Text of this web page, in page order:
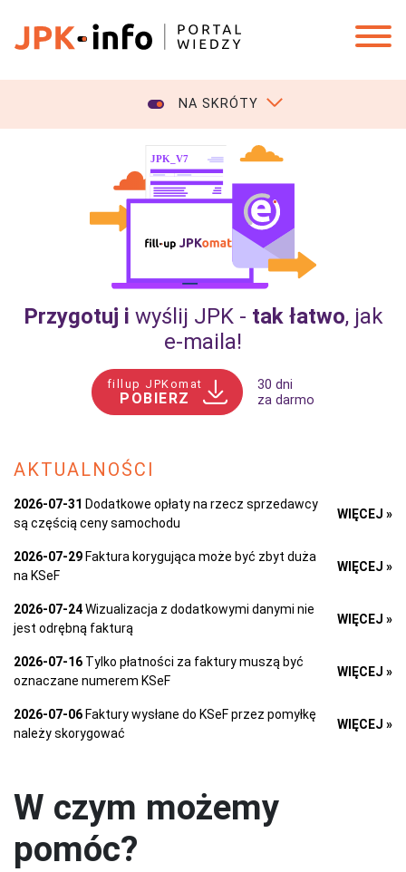
NA SKRÓTY
Przygotuj i wyślij JPK - tak łatwo, jak
e‑maila!
fillup JPKomat
POBIERZ
30 dni
za darmo
AKTUALNOŚCI
2026-07-31 Dodatkowe opłaty na rzecz sprzedawcy
są częścią ceny samochodu
WIĘCEJ »
2026-07-29 Faktura korygująca może być zbyt duża
na KSeF
WIĘCEJ »
2026-07-24Wizualizacja z dodatkowymi danymi nie
jest odrębną fakturą
WIĘCEJ »
2026-07-16 Tylko płatności za faktury muszą być
oznaczane numerem KSeF
WIĘCEJ »
2026-07-06 Faktury wysłane do KSeF przez pomyłkę
należy skorygować
WIĘCEJ »
W czym możemy
pomóc?